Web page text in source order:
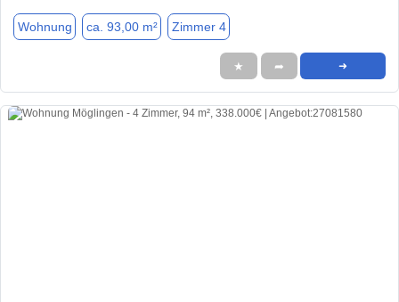
Wohnung ca. 93,00 m² Zimmer 4
★ ➦ ➜